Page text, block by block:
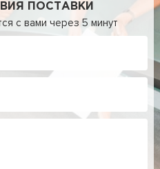
ПОСТАВКИ
с вами через 5 минут